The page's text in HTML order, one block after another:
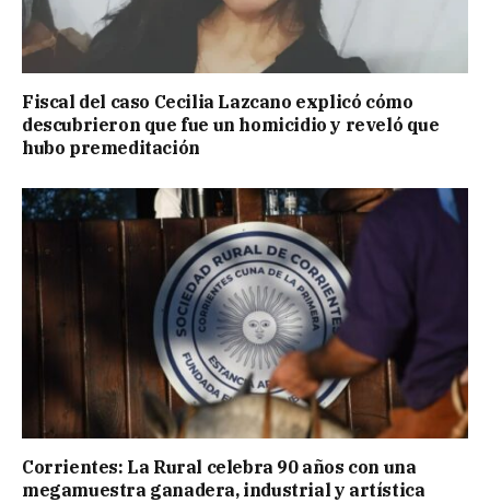
Fiscal del caso Cecilia Lazcano explicó cómo
descubrieron que fue un homicidio y reveló que
hubo premeditación
Corrientes: La Rural celebra 90 años con una
megamuestra ganadera, industrial y artística